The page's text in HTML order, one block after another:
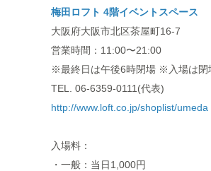
梅田ロフト 4階イベントスペース
大阪府大阪市北区茶屋町16-7
営業時間：11:00〜21:00
※最終日は午後6時閉場 ※入場は
TEL. 06-6359-0111(代表)
http://www.loft.co.jp/shoplist/umeda
入場料：
・一般：当日1,000円